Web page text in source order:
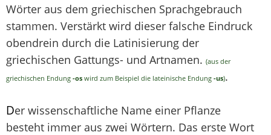
Wörter aus dem griechischen Sprachgebrauch
stammen. Verstärkt wird dieser falsche Eindruck
obendrein durch die Latinisierung der
griechischen Gattungs- und Artnamen. (aus der
griechischen Endung -os wird zum Beispiel die lateinische Endung -us).
Der wissenschaftliche Name einer Pflanze
besteht immer aus zwei Wörtern. Das erste Wort